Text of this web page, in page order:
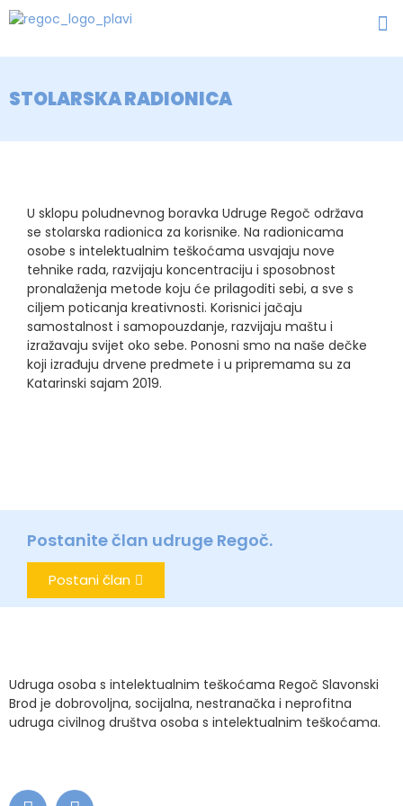
STOLARSKA RADIONICA
U sklopu poludnevnog boravka Udruge Regoč održava
se stolarska radionica za korisnike. Na radionicama
osobe s intelektualnim teškoćama usvajaju nove
tehnike rada, razvijaju koncentraciju i sposobnost
pronalaženja metode koju će prilagoditi sebi, a sve s
ciljem poticanja kreativnosti. Korisnici jačaju
samostalnost i samopouzdanje, razvijaju maštu i
izražavaju svijet oko sebe. Ponosni smo na naše dečke
koji izrađuju drvene predmete i u pripremama su za
Katarinski sajam 2019.
Postanite član udruge Regoč.
Postani član
Udruga osoba s intelektualnim teškoćama Regoč Slavonski
Brod je dobrovoljna, socijalna, nestranačka i neprofitna
udruga civilnog društva osoba s intelektualnim teškoćama.